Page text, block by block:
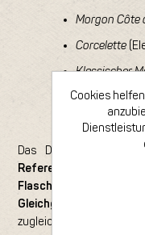
Morgon Côte
Corcelette
Klassischer
Fleurie(feine
✨
Das Domaine Jean
Referenz im Beaujolais
Flaschen pro Jahr
.
Gleichgewicht
zugleich hervorragend
Cookies